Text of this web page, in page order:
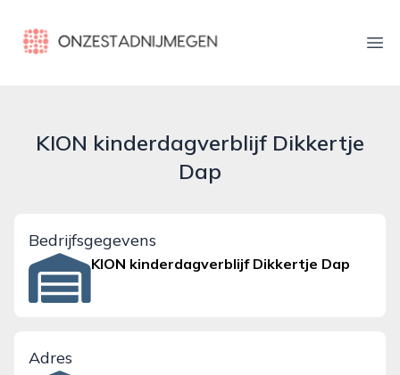
onzestadnijmegen.nl
KION kinderdagverblijf Dikkertje
Dap
Bedrijfsgegevens
KION kinderdagverblijf Dikkertje Dap
Adres